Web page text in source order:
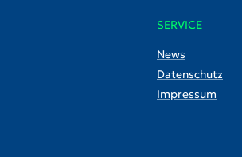
SERVICE
News
Datenschutz
Impressum